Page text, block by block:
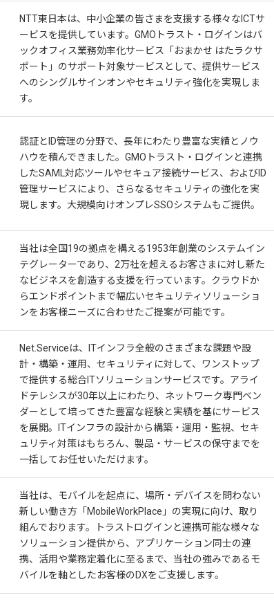
NTT東日本は、中小企業の皆さまを支援する様々なICTサ
ービスを提供しています。GMOトラスト・ログインはバ
ックオフィス業務効率化サービス「おまかせ はたラクサ
ポート」のサポート対象サービスとして、提供サービス
へのシングルサインオンやセキュリティ強化を実現しま
す。
認証とID管理の分野で、長年にわたり豊富な実績とノウ
ハウを積んできました。GMOトラスト・ログインと連携
したSAML対応ツールやセキュア接続サービス、およびID
管理サービスにより、さらなるセキュリティの強化を実
現します。大規模向けオンプレSSOシステムもご提供。
当社は全国19の拠点を構える1953年創業のシステムイン
テグレーターであり、2万社を超えるお客さまに対し新た
なビジネスを創造する支援を行っています。クラウドか
らエンドポイントまで幅広いセキュリティソリューショ
ンをお客様ニーズに合わせたご提案が可能です。
Net.Serviceは、ITインフラ全般のさまざまな課題や設
計・構築・運用、セキュリティに対して、ワンストップ
で提供する総合ITソリューションサービスです。アライ
ドテレシスが30年以上にわたり、ネットワーク専門ベン
ダーとして培ってきた豊富な経験と実績を基にサービス
を展開。ITインフラの設計から構築・運用・監視、セキ
ュリティ対策はもちろん、製品・サービスの保守までを
一括してお任せいただけます。
当社は、モバイルを起点に、場所・デバイスを問わない
新しい働き方「MobileWorkPlace」の実現に向け、取り
組んでおります。トラストログインと連携可能な様々な
ソリューション提供から、アプリケーション同士の連
携、活用や業務定着化に至るまで、当社の強みであるモ
バイルを軸としたお客様のDXをご支援します。